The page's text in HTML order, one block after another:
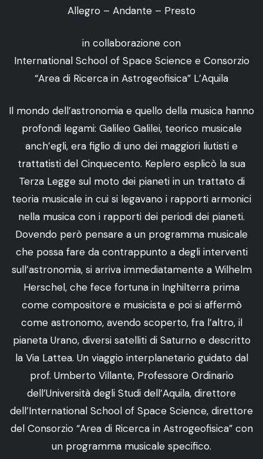
Allegro – Andante – Presto
in collaborazione con
International School of Space Science e Consorzio
“Area di Ricerca in Astrogeofisica” L’Aquila
Il mondo dell’astronomia e quello della musica hanno
profondi legami: Galileo Galilei, teorico musicale
anch’egli, era figlio di uno dei maggiori liutisti e
trattatisti del Cinquecento. Keplero esplicò la sua
Terza Legge sul moto dei pianeti in un trattato di
teoria musicale in cui si legavano i rapporti armonici
nella musica con i rapporti dei periodi dei pianeti.
Dovendo però pensare a un programma musicale
che possa fare da contrappunto a degli interventi
sull’astronomia, si arriva immediatamente a Wilhelm
Herschel, che fece fortuna in Inghilterra prima
come compositore e musicista e poi si affermò
come astronomo, avendo scoperto, fra l’altro, il
pianeta Urano, diversi satelliti di Saturno e descritto
la Via Lattea. Un viaggio interplanetario guidato dal
prof. Umberto Villante, Professore Ordinario
dell’Università degli Studi dell’Aquila, direttore
dell’International School of Space Science, direttore
del Consorzio “Area di Ricerca in Astrogeofisica” con
un programma musicale specifico.